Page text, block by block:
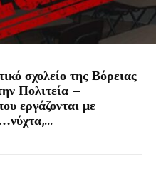
σχολείο της Βόρειας
Πολιτεία –
εργάζονται με